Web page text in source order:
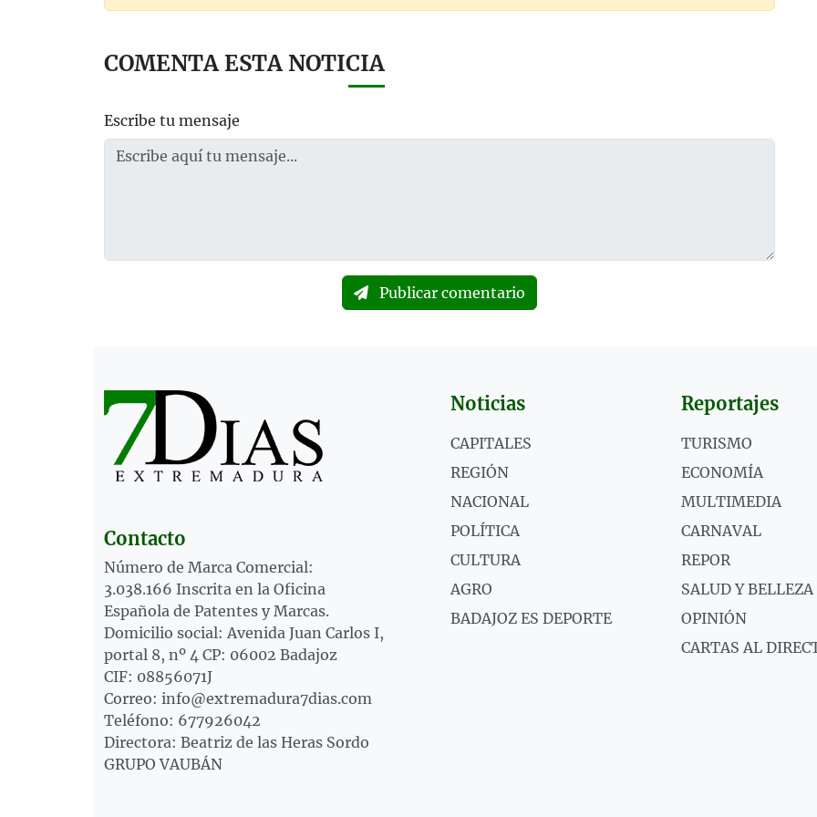
COMENTA ESTA NOTICIA
Escribe tu mensaje
Publicar comentario
Contacto
Número de Marca Comercial:
3.038.166 Inscrita en la Oficina
Española de Patentes y Marcas.
Domicilio social: Avenida Juan Carlos I,
portal 8, nº 4 CP: 06002 Badajoz
CIF: 08856071J
Correo: info@extremadura7dias.com
Teléfono: 677926042
Directora: Beatriz de las Heras Sordo
GRUPO VAUBÁN
Noticias
CAPITALES
REGIÓN
NACIONAL
POLÍTICA
CULTURA
AGRO
BADAJOZ ES DEPORTE
Reportajes
TURISMO
ECONOMÍA
MULTIMEDIA
CARNAVAL
REPOR
SALUD Y BELLEZA
OPINIÓN
CARTAS AL